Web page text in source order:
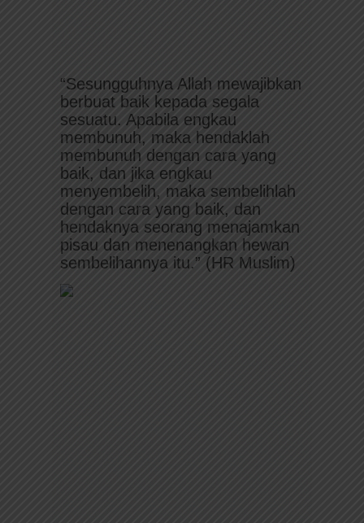
“Sesungguhnya Allah mewajibkan
berbuat baik kepada segala
sesuatu. Apabila engkau
membunuh, maka hendaklah
membunuh dengan cara yang
baik, dan jika engkau
menyembelih, maka sembelihlah
dengan cara yang baik, dan
hendaknya seorang menajamkan
pisau dan menenangkan hewan
sembelihannya itu.” (HR Muslim)